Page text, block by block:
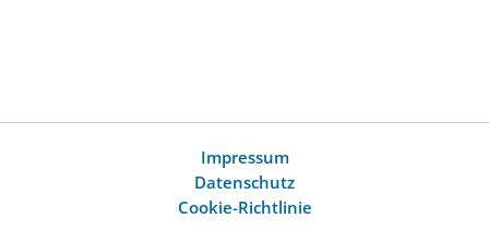
Impressum
Datenschutz
Cookie-Richtlinie